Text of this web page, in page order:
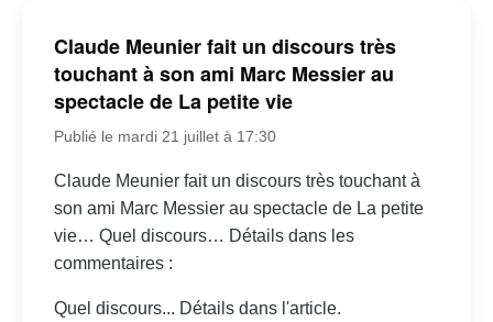
Claude Meunier fait un discours très
touchant à son ami Marc Messier au
spectacle de La petite vie
Publié le mardi 21 juillet à 17:30
Claude Meunier fait un discours très touchant à
son ami Marc Messier au spectacle de La petite
vie… Quel discours… Détails dans les
commentaires :
Quel discours... Détails dans l'article.